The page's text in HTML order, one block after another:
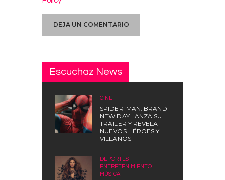
Escuchaz News
CINE
SPIDER-MAN: BRAND
NEW DAY LANZA SU
TRÁILER Y REVELA
NUEVOS HÉROES Y
VILLANOS
DEPORTES
ENTRETENIMIENTO
MÚSICA